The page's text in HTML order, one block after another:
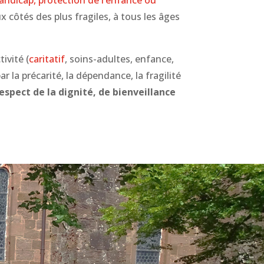
côtés des plus fragiles, à tous les âges
(caritatif, soins-adultes, enfance,
la précarité, la dépendance, la fragilité
de la dignité, de bienveillance